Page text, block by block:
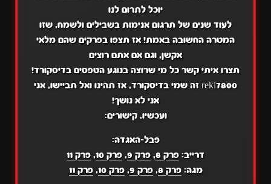
יוכל לתרום לנו
לעוד שנים של תרגום אנימות בשבילים ולשמח, שזו
המטרה החשובה באמת! אז תצפו בפרקים שהם מלאי
אקשן, וגם אם אתם רוצים
תצרו איתי קשר כל מי שרוצה בנוגע הטפסים בדיסקורד!
reki7800 זה שמי בדיסקורד, אז תהינו ואל תביישו, אני
אני לא נושך!
ועכשיו, קישורים:
פבל-האגדה:
דרייב: פרק 8 , פרק 9 , פרק 10 , פרק 11
מגה:פרק 8 ,פרק 9 ,פרק 10 ,פרק 11